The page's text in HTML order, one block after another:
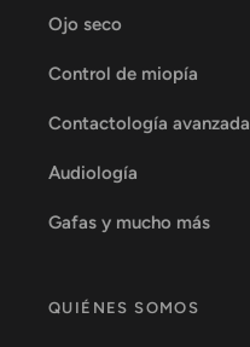
Ojo seco
Control de miopía
Contactología avanzada
Audiología
Gafas y mucho más
QUIÉNES SOMOS